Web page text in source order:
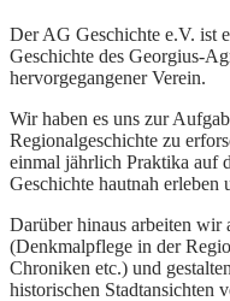
Der AG Geschichte e.V. ist
Geschichte des Georgius-
hervorgegangener Verein.
Wir haben es uns zur
Regionalgeschichte zu
einmal jährlich Praktika auf
Geschichte hautnah erleben
Darüber hinaus arbeiten wir
(Denkmalpflege in der
Chroniken etc.) und
historischen Stadtansichten